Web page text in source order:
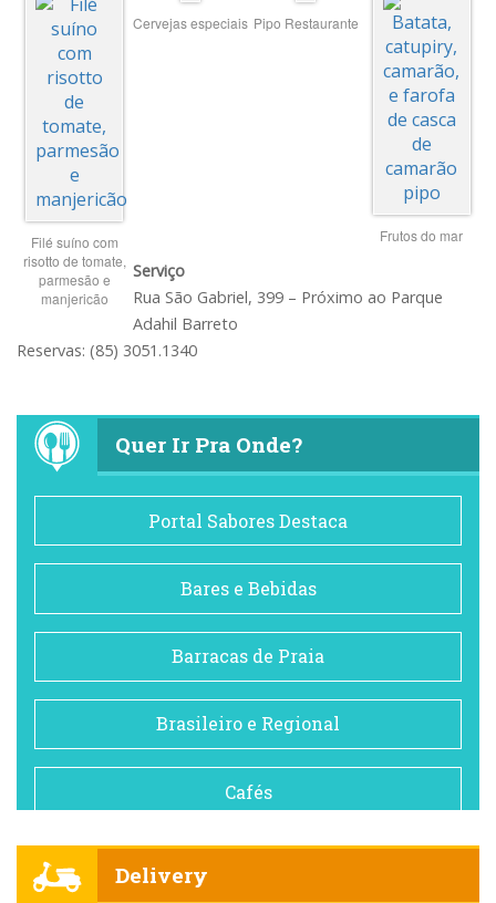
Filé suíno com
risotto de tomate,
parmesão e
manjericão
Cervejas especiais Pipo Restaurante
Frutos do mar
Serviço
Rua São Gabriel, 399 – Próximo ao Parque
Adahil Barreto
Reservas: (85) 3051.1340
Quer Ir Pra Onde?
Portal Sabores Destaca
Bares e Bebidas
Barracas de Praia
Brasileiro e Regional
Cafés
Delivery